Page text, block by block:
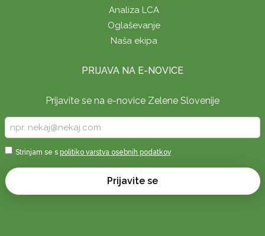
Analiza LCA
Oglaševanje
Naša ekipa
PRIJAVA NA E-NOVICE
Prijavite se na e-novice Zelene Slovenije
vaš
e-
Sprejmi
*
Strinjam se s politiko varstva osebnih podatkov
Prijavite se